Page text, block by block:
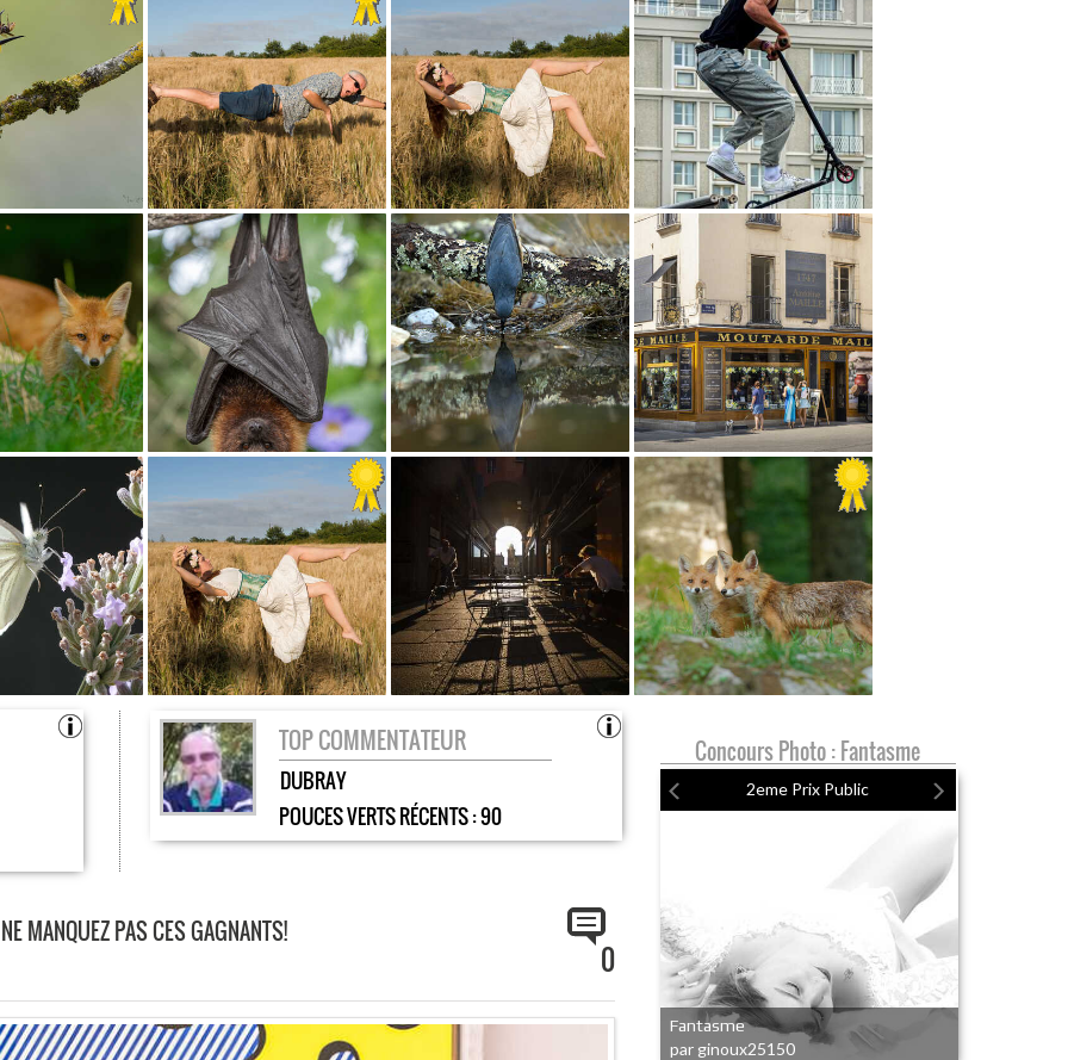
TOP COMMENTATEUR
DUBRAY
POUCES VERTS RÉCENTS :90
MANQUEZ PAS CES GAGNANTS!
0
Concours Photo : Fantasme
2eme Prix Public
Fantasme
par ginoux25150